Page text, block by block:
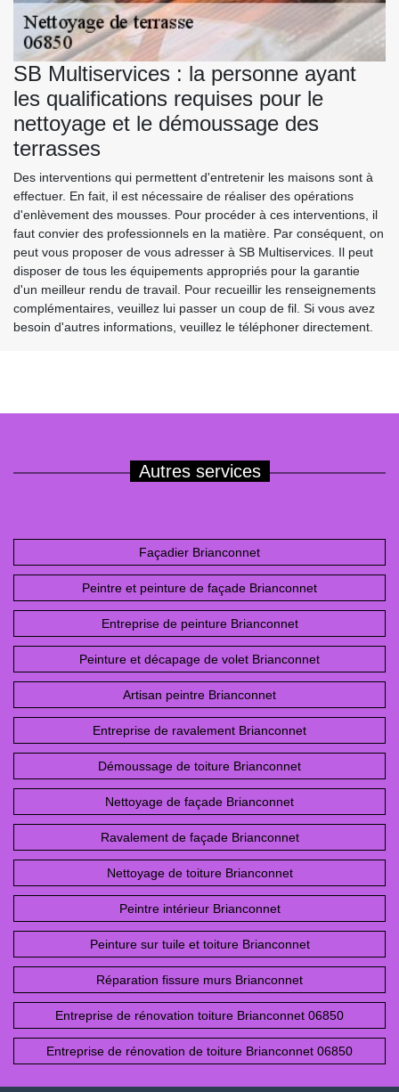
SB Multiservices : la personne ayant
les qualifications requises pour le
nettoyage et le démoussage des
terrasses
Des interventions qui permettent d'entretenir les maisons sont à
effectuer. En fait, il est nécessaire de réaliser des opérations
d'enlèvement des mousses. Pour procéder à ces interventions, il
faut convier des professionnels en la matière. Par conséquent, on
peut vous proposer de vous adresser à SB Multiservices. Il peut
disposer de tous les équipements appropriés pour la garantie
d'un meilleur rendu de travail. Pour recueillir les renseignements
complémentaires, veuillez lui passer un coup de fil. Si vous avez
besoin d'autres informations, veuillez le téléphoner directement.
Autres services
Façadier Brianconnet
Peintre et peinture de façade Brianconnet
Entreprise de peinture Brianconnet
Peinture et décapage de volet Brianconnet
Artisan peintre Brianconnet
Entreprise de ravalement Brianconnet
Démoussage de toiture Brianconnet
Nettoyage de façade Brianconnet
Ravalement de façade Brianconnet
Nettoyage de toiture Brianconnet
Peintre intérieur Brianconnet
Peinture sur tuile et toiture Brianconnet
Réparation fissure murs Brianconnet
Entreprise de rénovation toiture Brianconnet 06850
Entreprise de rénovation de toiture Brianconnet 06850